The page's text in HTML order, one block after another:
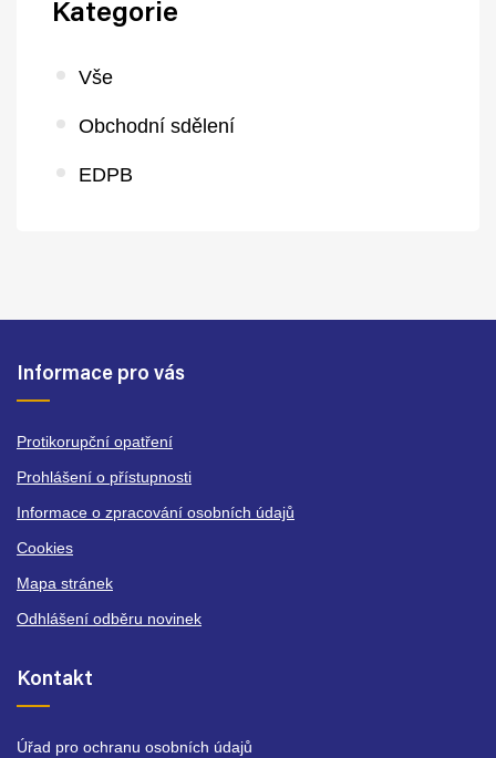
Kategorie
Vše
Obchodní sdělení
EDPB
Informace pro vás
Protikorupční opatření
Prohlášení o přístupnosti
Informace o zpracování osobních údajů
Cookies
Mapa stránek
Odhlášení odběru novinek
Kontakt
Úřad pro ochranu osobních údajů